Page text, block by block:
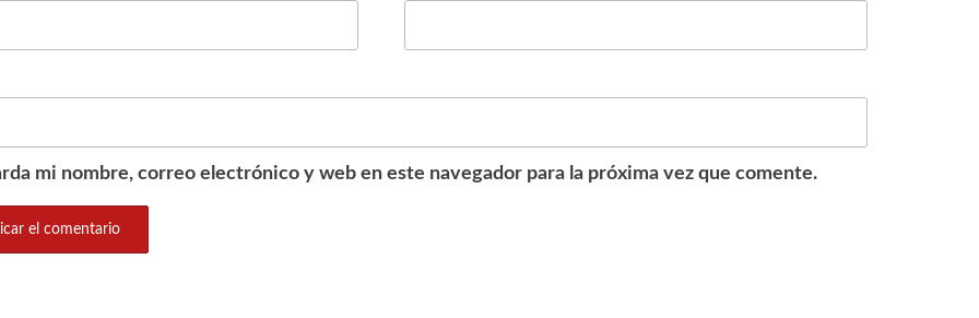
mi nombre, correo electrónico y web en este navegador para la próxima vez que comente.